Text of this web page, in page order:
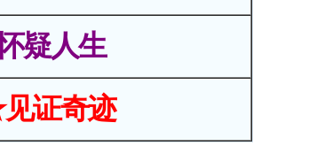
疑人生
证奇迹